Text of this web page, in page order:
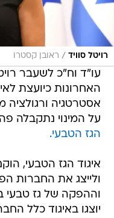
רויטל סוויד / ראובן קסטרו
עו"ד וח"כ לשעבר
האחרונות כיועצת
אסטרטגיה ורגולציה
על המינוי נתקבלה
הגז הטבעי.
ולייצג את החברות
וההפקה של גז טבעי
יוצגו באיגוד כלל